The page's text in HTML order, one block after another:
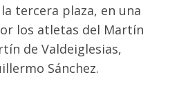
tercera plaza, en una
los atletas del Martín
de Valdeiglesias,
Sánchez.